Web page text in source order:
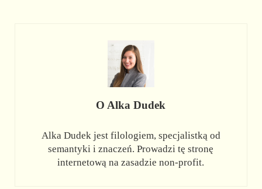
OAlka Dudek
Alka Dudek jest filologiem, specjalistką od
semantyki i znaczeń. Prowadzi tę stronę
internetową na zasadzie non-profit.